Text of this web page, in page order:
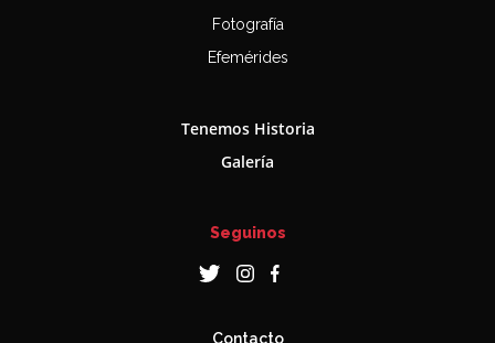
Fotografía
Efemérides
Tenemos Historia
Galería
Seguinos
Contacto